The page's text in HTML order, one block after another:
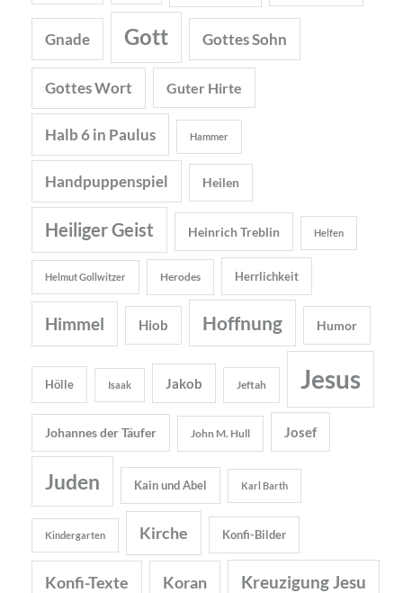
Gnade Gott Gottes Sohn
Gottes Wort Guter Hirte
Halb 6 in Paulus Hammer
Handpuppenspiel Heilen
Heiliger Geist Heinrich Treblin Helfen
Helmut Gollwitzer Herodes Herrlichkeit
Himmel Hiob Hoffnung Humor
Hölle Isaak Jakob Jeftah Jesus
Johannes der Täufer John M. Hull Josef
Juden Kain und Abel Karl Barth
Kindergarten Kirche Konfi-Bilder
Konfi-Texte Koran Kreuzigung Jesu